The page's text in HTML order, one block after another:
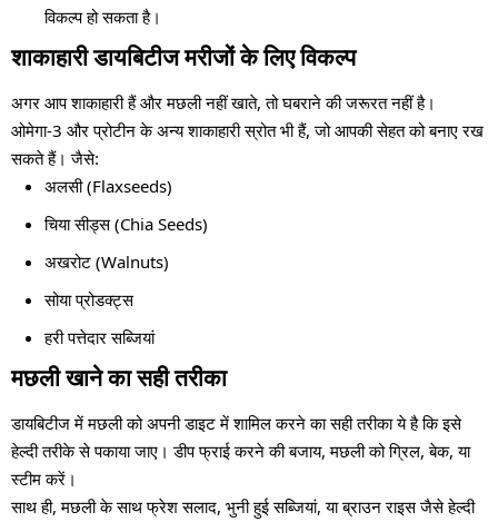
विकल्प हो सकता है।
शाकाहारी डायबिटीज मरीजों के लिए विकल्प
अगर आप शाकाहारी हैं और मछली नहीं खाते, तो घबराने की जरूरत नहीं है।
ओमेगा-3 और प्रोटीन के अन्य शाकाहारी स्रोत भी हैं, जो आपकी सेहत को बनाए रख
सकते हैं। जैसे:
अलसी (Flaxseeds)
चिया सीड्स (Chia Seeds)
अखरोट (Walnuts)
सोया प्रोडक्ट्स
हरी पत्तेदार सब्जियां
मछली खाने का सही तरीका
डायबिटीज में मछली को अपनी डाइट में शामिल करने का सही तरीका ये है कि इसे
हेल्दी तरीके से पकाया जाए। डीप फ्राई करने की बजाय, मछली को ग्रिल, बेक, या
स्टीम करें।
साथ ही, मछली के साथ फ्रेश सलाद, भुनी हुई सब्जियां, या ब्राउन राइस जैसे हेल्दी